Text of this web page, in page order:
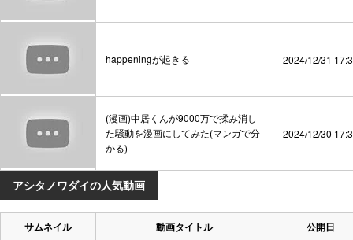
happeningが起きる 2024/12/31
(漫画)中居くんが9000万で揉み消し
た騒動を漫画にしてみた(マンガで分
かる)
2024/12/30
アシタノワダイの人気動画
サムネイル 動画タイトル 公開日